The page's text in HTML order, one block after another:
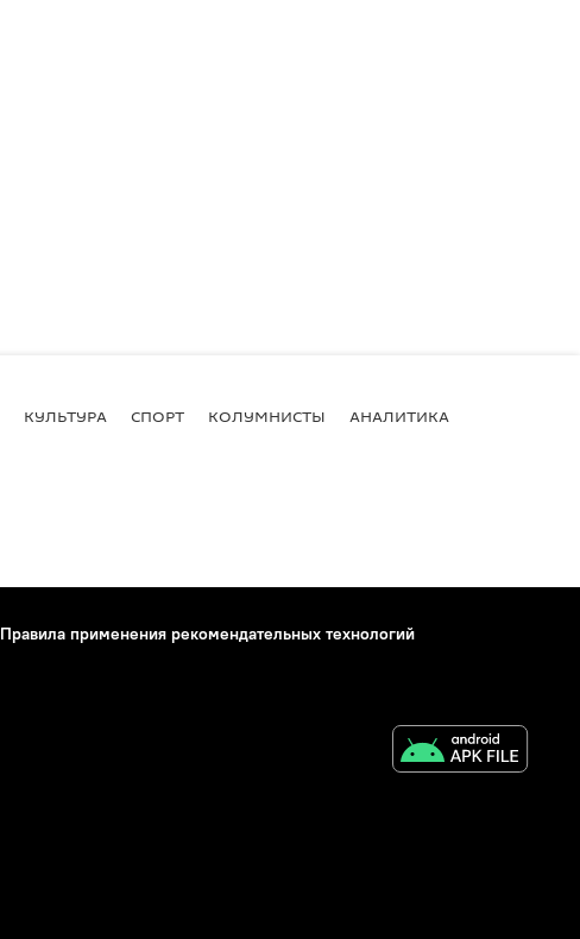
КУЛЬТУРА СПОРТ КОЛУМНИСТЫ АНАЛИТИКА
Правила применения рекомендательных технологий